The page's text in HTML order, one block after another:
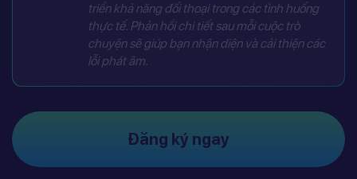
triển khả năng đối thoại trong các tình huống
thực tế. Phản hồi chi tiết sau mỗi cuộc trò
chuyện sẽ giúp bạn nhận diện và cải thiện các
lỗi phát âm.
Đăng ký ngay